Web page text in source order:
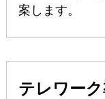
案します。
テレワー